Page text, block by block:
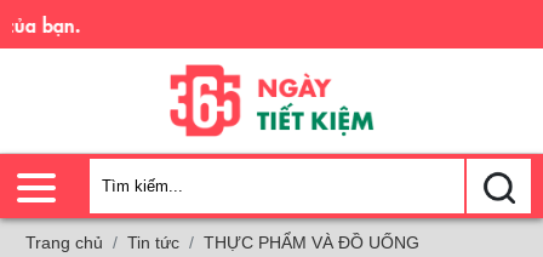
bạn.
Trang chủ Tin tức
THỰC PHẨM VÀ ĐỒ UỐNG